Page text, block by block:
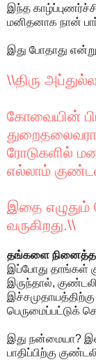
இந்த
மனிதனாக நான்
இது போதாது
\\திரு
கோவையின்
ரோடுகளில்
எல்லாம்
இதை எழுதும்
வருகிறது.\\
தங்களை
இப்போது தாங்கள்
இருந்தால்,
பெருமைப்பட்டுக்
இது நன்மையா?
பாதிப்பிற்கு